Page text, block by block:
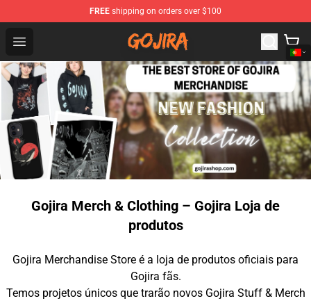
FREE shipping on orders over $100
Open menu
Gojira Shop - Official Gojira Merchandise Store
Gojira Merch & Clothing – Gojira Loja de
produtos
Gojira Merchandise Store é a loja de produtos oficiais para
Gojira fãs.
Temos projetos únicos que trarão novos Gojira Stuff & Merch